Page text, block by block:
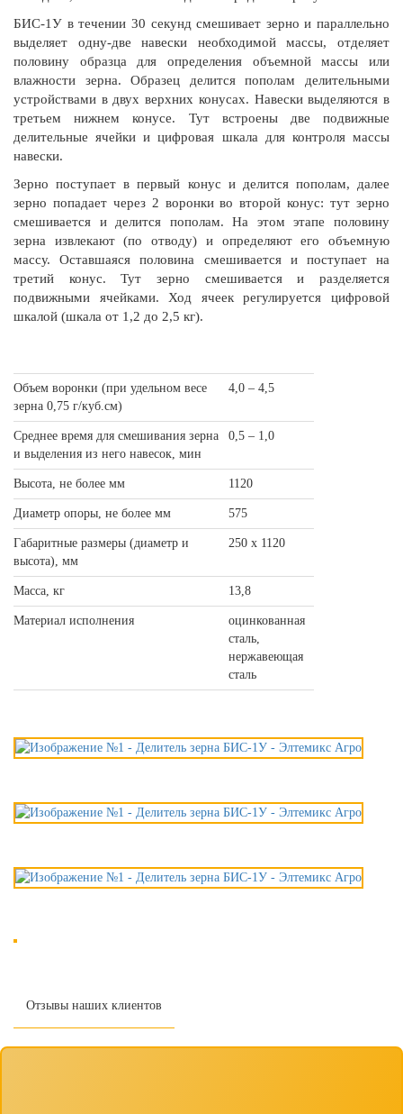
БИС-1У в течении 30 секунд смешивает зерно и параллельно
выделяет одну-две навески необходимой массы, отделяет
половину образца для определения объемной массы или
влажности зерна. Образец делится пополам делительными
устройствами в двух верхних конусах. Навески выделяются в
третьем нижнем конусе. Тут встроены две подвижные
делительные ячейки и цифровая шкала для контроля массы
навески.
Зерно поступает в первый конус и делится пополам, далее
зерно попадает через 2 воронки во второй конус: тут зерно
смешивается и делится пополам. На этом этапе половину
зерна извлекают (по отводу) и определяют его объемную
массу. Оставшаяся половина смешивается и поступает на
третий конус. Тут зерно смешивается и разделяется
подвижными ячейками. Ход ячеек регулируется цифровой
шкалой (шкала от 1,2 до 2,5 кг).
Объем воронки (при удельном весе
зерна 0,75 г/куб.см)
4,0 – 4,5
Среднее время для смешивания зерна
и выделения из него навесок, мин
0,5 – 1,0
Высота, не более мм 1120
Диаметр опоры, не более мм 575
Габаритные размеры (диаметр и
высота), мм
250 х 1120
Масса, кг 13,8
Материал исполнения
оцинкованная
сталь,
нержавеющая
сталь
Отзывы наших клиентов